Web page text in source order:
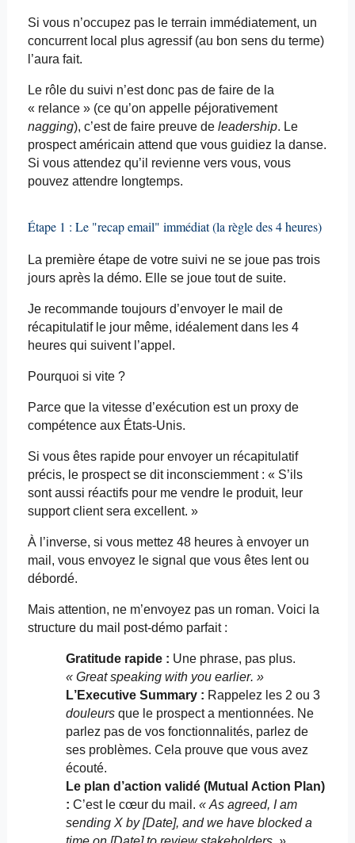
Si vous n’occupez pas le terrain immédiatement, un
concurrent local plus agressif (au bon sens du terme)
l’aura fait.
Le rôle du suivi n’est donc pas de faire de la
« relance » (ce qu’on appelle péjorativement
nagging), c’est de faire preuve de leadership. Le
prospect américain attend que vous guidiez la danse.
Si vous attendez qu’il revienne vers vous, vous
pouvez attendre longtemps.
Étape 1 : Le "recap email" immédiat (la règle des 4 heures)
La première étape de votre suivi ne se joue pas trois
jours après la démo. Elle se joue tout de suite.
Je recommande toujours d’envoyer le mail de
récapitulatif le jour même, idéalement dans les 4
heures qui suivent l’appel.
Pourquoi si vite ?
Parce que la vitesse d’exécution est un proxy de
compétence aux États-Unis.
Si vous êtes rapide pour envoyer un récapitulatif
précis, le prospect se dit inconsciemment : « S’ils
sont aussi réactifs pour me vendre le produit, leur
support client sera excellent. »
À l’inverse, si vous mettez 48 heures à envoyer un
mail, vous envoyez le signal que vous êtes lent ou
débordé.
Mais attention, ne m’envoyez pas un roman. Voici la
structure du mail post-démo parfait :
Gratitude rapide : Une phrase, pas plus.
« Greatspeaking with you earlier. »
L’Executive Summary: Rappelez les 2 ou 3
douleursque le prospect a mentionnées. Ne
parlez pas de vos fonctionnalités, parlez de
ses problèmes. Cela prouve que vous avez
écouté.
Le plan d’action validé (Mutual Action Plan)
: C’est le cœur du mail. « As agreed, Iam
sendingX by [Date], andwehave blockeda